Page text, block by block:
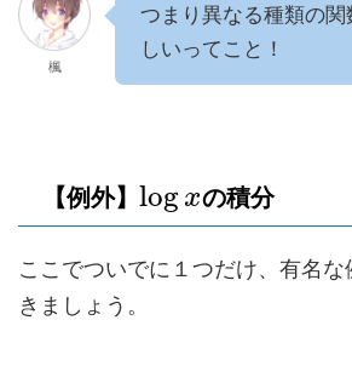
楓
つまり異なる種類の
しいってこと！
【例外】 log xの積分
ここでついでに１つだけ、有名
きましょう。